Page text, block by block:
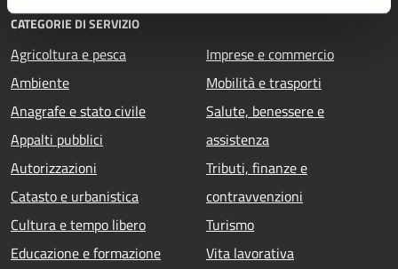
CATEGORIE DI SERVIZIO
Agricoltura e pesca
Ambiente
Anagrafe e stato civile
Appalti pubblici
Autorizzazioni
Catasto e urbanistica
Cultura e tempo libero
Educazione e formazione
Imprese e commercio
Mobilità e trasporti
Salute, benessere e
assistenza
Tributi, finanze e
contravvenzioni
Turismo
Vita lavorativa